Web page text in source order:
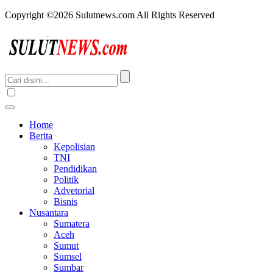
Copyright ©2026 Sulutnews.com All Rights Reserved
Home
Berita
Kepolisian
TNI
Pendidikan
Politik
Advetorial
Bisnis
Nusantara
Sumatera
Aceh
Sumut
Sumsel
Sumbar